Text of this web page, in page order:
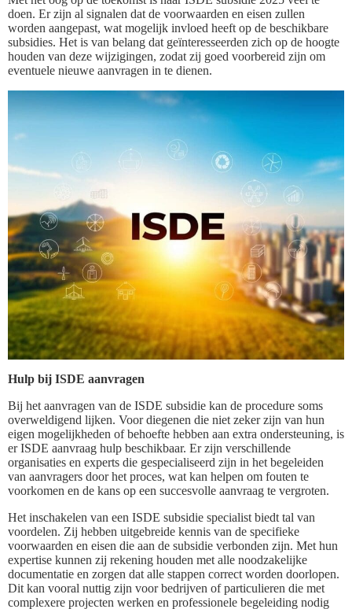
doen. Er zijn al signalen dat de voorwaarden en eisen zullen
worden aangepast, wat mogelijk invloed heeft op de beschikbare
subsidies. Het is van belang dat geïnteresseerden zich op de hoogte
houden van deze wijzigingen, zodat zij goed voorbereid zijn om
eventuele nieuwe aanvragen in te dienen.
Hulp bij ISDE aanvragen
Bij het aanvragen van de ISDE subsidie kan de procedure soms
overweldigend lijken. Voor diegenen die niet zeker zijn van hun
eigen mogelijkheden of behoefte hebben aan extra ondersteuning, is
er ISDE aanvraag hulp beschikbaar. Er zijn verschillende
organisaties en experts die gespecialiseerd zijn in het begeleiden
van aanvragers door het proces, wat kan helpen om fouten te
voorkomen en de kans op een succesvolle aanvraag te vergroten.
Het inschakelen van een ISDE subsidie specialist biedt tal van
voordelen. Zij hebben uitgebreide kennis van de specifieke
voorwaarden en eisen die aan de subsidie verbonden zijn. Met hun
expertise kunnen zij rekening houden met alle noodzakelijke
documentatie en zorgen dat alle stappen correct worden doorlopen.
Dit kan vooral nuttig zijn voor bedrijven of particulieren die met
complexere projecten werken en professionele begeleiding nodig